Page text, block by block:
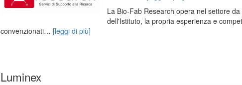
La Bio-Fab Research opera nel settore
dell'Istituto, la propria esperienza e
convenzionati… [leggi di più]
Luminex